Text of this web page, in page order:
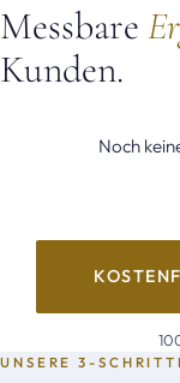
Messbare
Kunden.
Noch
UNSERE 3-